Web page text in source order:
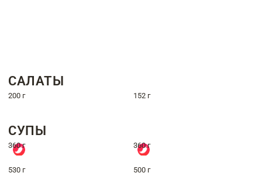
САЛАТЫ
200 г 152 г
СУПЫ
360 г 360 г
530 г 500 г